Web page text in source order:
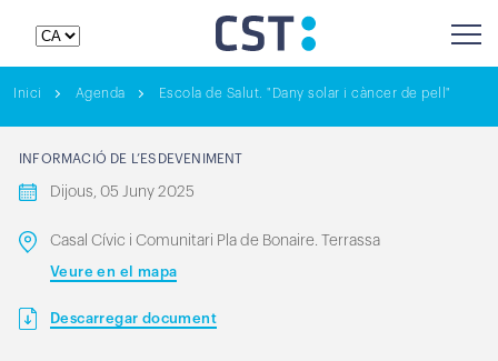
Inici Agenda Escola de Salut. "Dany solar i càncer de pell"
INFORMACIÓ DE L’ESDEVENIMENT
Dijous, 05 Juny 2025
Casal Cívic i Comunitari Pla de Bonaire. Terrassa
Veure en el mapa
Descarregar document